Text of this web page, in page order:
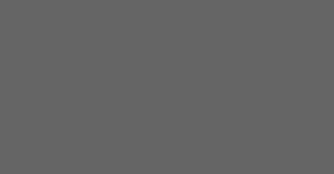
je na nasze zlecenie,
oparciu o stosowną podstawę